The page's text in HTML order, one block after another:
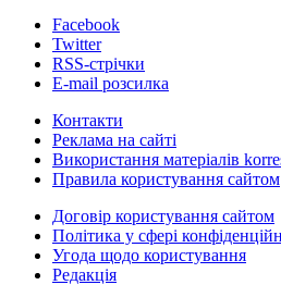
Facebook
Twitter
RSS-стрічки
E-mail розсилка
Контакти
Реклама на сайті
Використання матеріалів
Правила користування сайтом
Договір користування сайтом
Політика у сфері
Угода щодо користування
Редакція